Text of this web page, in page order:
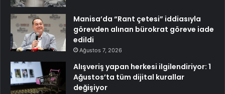
Manisa’da “Rant çetesi” iddiasıyla
görevden alınan bürokrat göreve iade
edildi
Ağustos 7, 2026
Alışveriş yapan herkesi ilgilendiriyor: 1
Ağustos’ta tüm dijital kurallar
değişiyor